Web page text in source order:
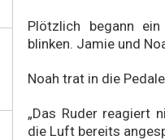
Plötzlich begann
blinken. Jamie und
Noah trat in die
„Das Ruder reagiert
die Luft bereits